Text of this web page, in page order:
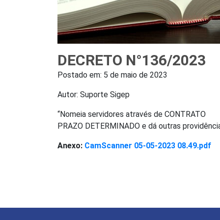
DECRETO N°136/2023
Postado em: 5 de maio de 2023
Autor: Suporte Sigep
“Nomeia servidores através de CONTRATO
PRAZO DETERMINADO e dá outras
Anexo: CamScanner 05-05-2023 08.49.pdf